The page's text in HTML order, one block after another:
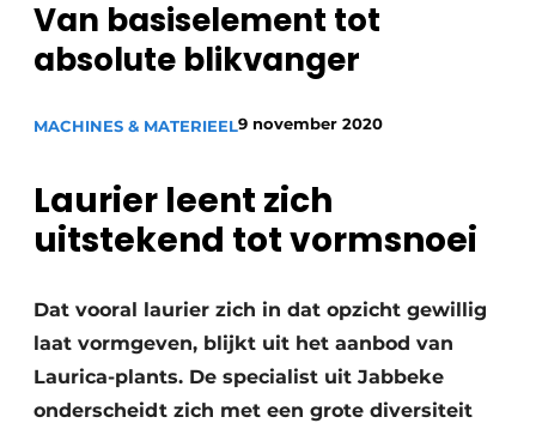
Nieuwsbrief
Podcasts
Vacature aanmelden
Vacatures
Van basiselement tot
absolute blikvanger
MACHINES & MATERIEEL9 november 2020
Laurier leent zich
uitstekend tot vormsnoei
Dat vooral laurier zich in dat opzicht gewillig
laat vormgeven, blijkt uit het aanbod van
Laurica-plants. De specialist uit Jabbeke
onderscheidt zich met een grote diversiteit